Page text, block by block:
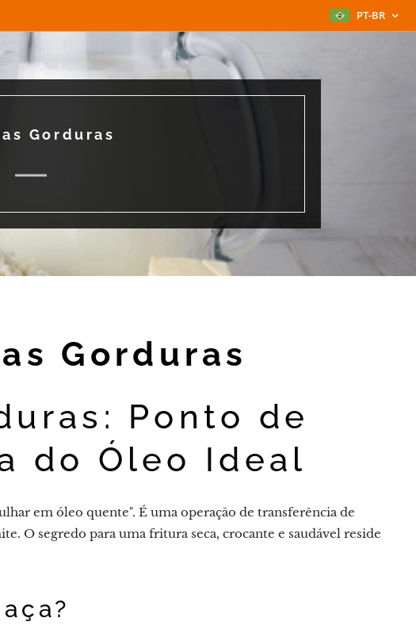
PT-BR
Gorduras
Gorduras
Ponto de
do Óleo Ideal
em óleo quente". É uma operação de transferência de
O segredo para uma fritura seca, crocante e saudável reside